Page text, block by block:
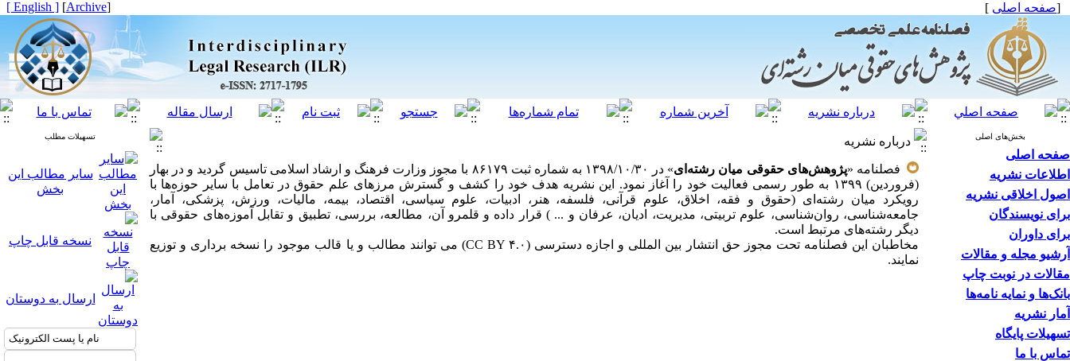
[صفحه اصلی ]
[
Archive
]
[ English ]
بخش‌های اصلی
صفحه اصلی
اطلاعات نشریه
اصول اخلاقی نشریه
برای نویسندگان
برای داوران
آرشیو مجله و مقالات
مقالات در نوبت چاپ
بانک‌ها و نمایه نامه‌ها
آمار نشریه
تسهیلات پایگاه
تماس با ما
درباره نشریه
فصلنامه «پژوهش‌های حقوقی میان رشته‌ای
» در ۱۳۹۸/۱۰/۳۰ به شماره ثبت ۸۶۱۷۹ با مجوز وزارت فرهنگ و ارشاد اسلامی تاسیس گردید و در بهار
(فروردین) ۱۳۹۹ به طور رسمی فعالیت خود را آغاز نمود. این نشریه هدف خود را کشف و گسترش مرزهای علم حقوق در تعامل با سایر حوزه‌ها با
رویکرد میان رشته‌ای (حقوق و فقه، اخلاق، علوم قرآنی، فلسفه، هنر، ادبیات، علوم سیاسی، اقتصاد، بیمه، مالیات، ورزش، پزشکی، آمار،
جامعه‌شناسی، روان‌شناسی، علوم تربیتی، مدیریت، ادیان، عرفان و ... ) قرار داده و قلمرو آن، مطالعه، بررسی، تطبیق و تقابل آموزه‌های حقوقی با
دیگر رشته‌های مرتبط است.
مخاطبان این فصلنامه تحت مجوز حق انتشار بین المللی و اجازه دسترسی (CC BY ۴.۰) می توانند مطالب و یا قالب موجود را نسخه برداری و توزیع
نمایند.
تسهیلات مطلب
سایر مطالب این
بخش
نسخه قابل چاپ
ارسال به دوستان